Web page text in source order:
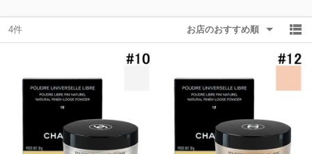
4件 お店のおすすめ順